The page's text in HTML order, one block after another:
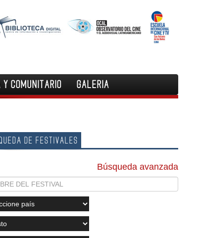
COMUNITARIO GALERIA
DE FESTIVALES
Búsqueda avanzada